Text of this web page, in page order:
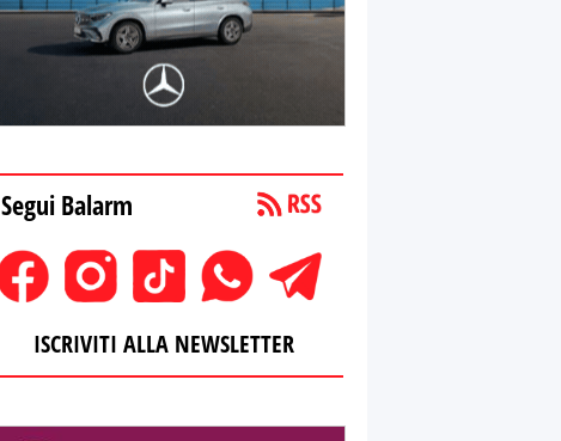
Segui Balarm
ISCRIVITI ALLA NEWSLETTER